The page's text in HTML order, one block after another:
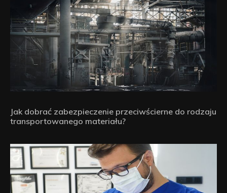
Jak dobrać zabezpieczenie przeciwścierne do rodzaju
transportowanego materiału?